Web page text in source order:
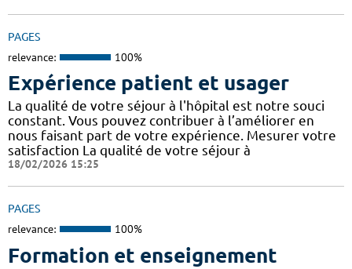
PAGES
relevance: 100%
Expérience patient et usager
La qualité de votre séjour à l'hôpital est notre souci
constant. Vous pouvez contribuer à l’améliorer en
nous faisant part de votre expérience. Mesurer votre
satisfaction La qualité de votre séjour à
18/02/2026 15:25
PAGES
relevance: 100%
Formation et enseignement